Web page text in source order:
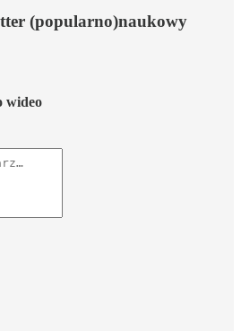
(popularno)naukowy
wideo